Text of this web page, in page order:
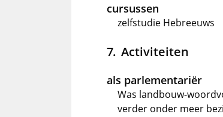
cursussen
zelfstudie Hebreeuws
Activiteiten
als parlementariër
Was landbouw-
verder onder meer